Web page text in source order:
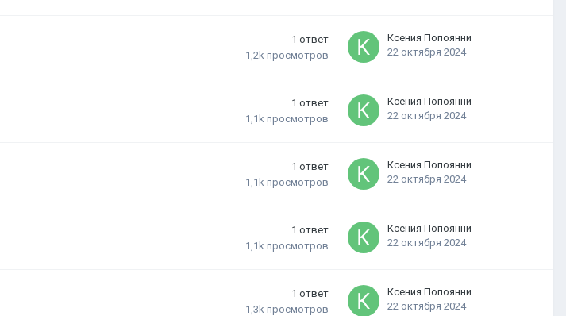
1 ответ
1,2k просмотров
Ксения Попоянни
22 октября 2024
1 ответ
1,1k просмотров
Ксения Попоянни
22 октября 2024
1 ответ
1,1k просмотров
Ксения Попоянни
22 октября 2024
1 ответ
1,1k просмотров
Ксения Попоянни
22 октября 2024
1 ответ
1,3k просмотров
Ксения Попоянни
22 октября 2024